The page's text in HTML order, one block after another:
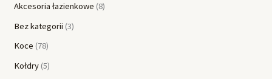
Akcesoria łazienkowe 8
Bez kategorii 3
Koce 78
Kołdry 5